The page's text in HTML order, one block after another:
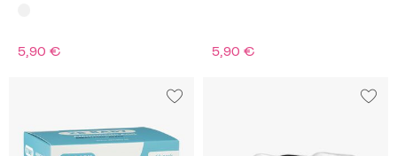
5,90 € 5,90 €